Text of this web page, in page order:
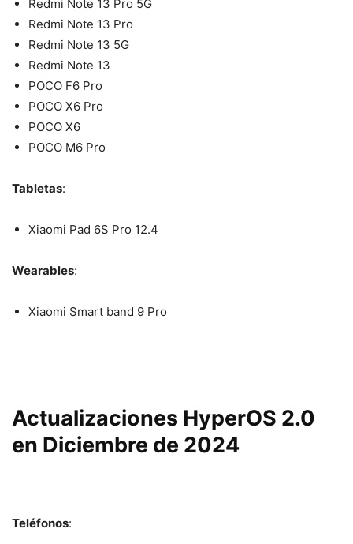
Redmi Note 13 Pro 5G
Redmi Note 13 Pro
Redmi Note 13 5G
Redmi Note 13
POCO F6 Pro
POCO X6 Pro
POCO X6
POCO M6 Pro
Tabletas:
Xiaomi Pad 6S Pro 12.4
Wearables:
Xiaomi Smart band 9 Pro
Actualizaciones HyperOS 2.0
en Diciembre de 2024
Teléfonos: